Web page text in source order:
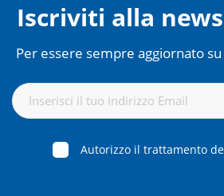
Iscriviti alla
Per essere sempre aggiornato
Autorizzo il trattamento